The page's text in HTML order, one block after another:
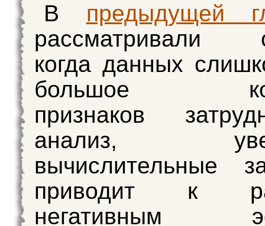
В предыдущей
рассматривали
когда данных
большое
признаков
анализ,
вычислительные
приводит к
негативным